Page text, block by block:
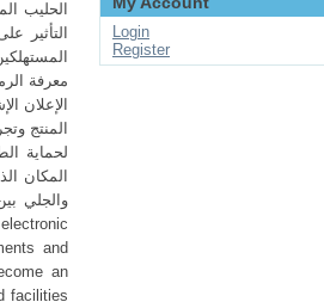
الحليب
معرفة
الإعلان
المنتج
لحماية
المكان
والجلي
and
an
facilities
Login
Register